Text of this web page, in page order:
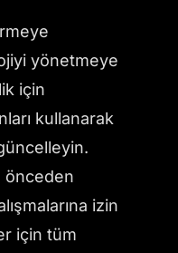
yönetmeye
için
kullanarak
önceden
izin
için tüm